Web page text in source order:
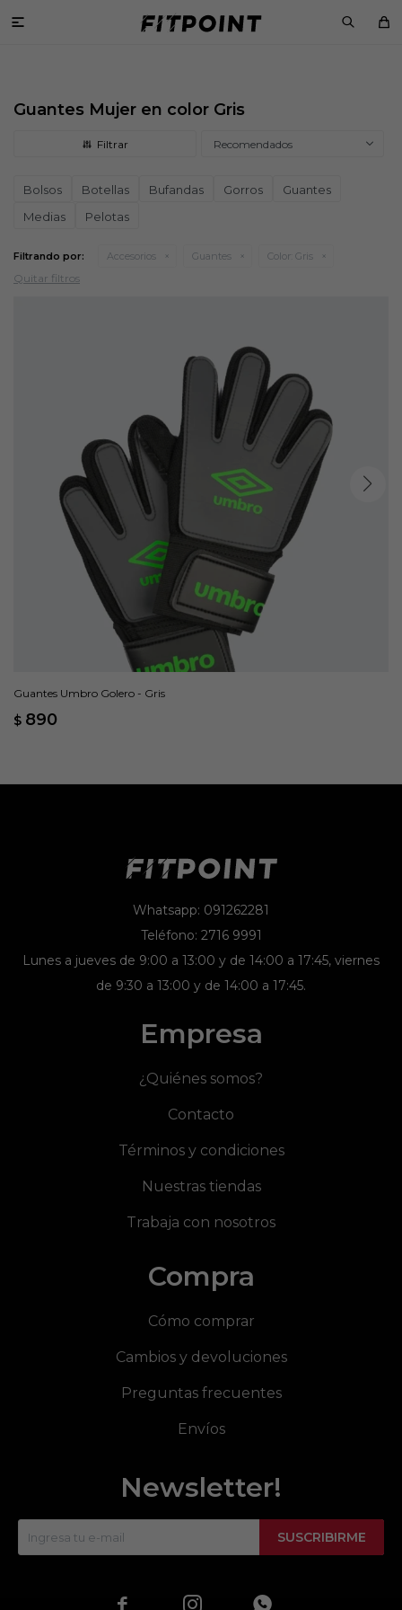

Guantes Mujer en color Gris
Recomendados
Bolsos Botellas Bufandas Gorros
Guantes
Medias
Pelotas
Filtrando por: Accesorios Guantes Color: Gris
Quitar filtros
Guantes Umbro Golero - Gris
$ 890
Whatsapp: 091262281
Teléfono: 2716 9991
Lunes a jueves de 9:00 a 13:00 y de 14:00 a 17:45, viernes
de 9:30 a 13:00 y de 14:00 a 17:45.
Empresa
¿Quiénes somos?
Contacto
Términos y condiciones
Nuestras tiendas
Trabaja con nosotros
Compra
Cómo comprar
Cambios y devoluciones
Preguntas frecuentes
Envíos
Newsletter!
SUSCRIBIRME
  